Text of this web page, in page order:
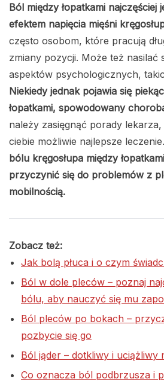
Ból między łopatkami najczęściej
efektem napięcia mięśni
często osobom, które pracują
zmiany pozycji. Może też nasilać
aspektów psychologicznych,
Niekiedy jednak pojawia się
łopatkami, spowodowany
należy zasięgnąć porady
ciebie możliwie najlepsze leczenie.
bólu kręgosłupa między
przyczynić się do problemów z
mobilnością.
Zobacz też:
Jak bolą płuca i o czym
Ból w dole pleców – poznaj
bólu, aby nauczyć się mu
Ból pleców po bokach –
pozbycie się go
Ból jąder – dotkliwy i uciążliwy
Co oznacza ból podbrzusza i